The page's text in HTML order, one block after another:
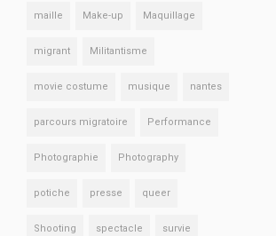
maille Make-up Maquillage
migrant Militantisme
movie costume musique nantes
parcours migratoire Performance
Photographie Photography
potiche presse queer
Shooting spectacle survie